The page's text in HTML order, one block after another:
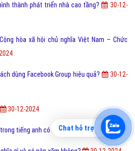
thành phát triển nhà cao tầng?
30-12-
hòa xã hội chủ nghĩa Việt Nam – Chức
dùng Facebook Group hiệu quả?
30-12-
30-12-2024
tiếng anh có nghĩa là gì? 30-12-2024
Chat hỗ trợ